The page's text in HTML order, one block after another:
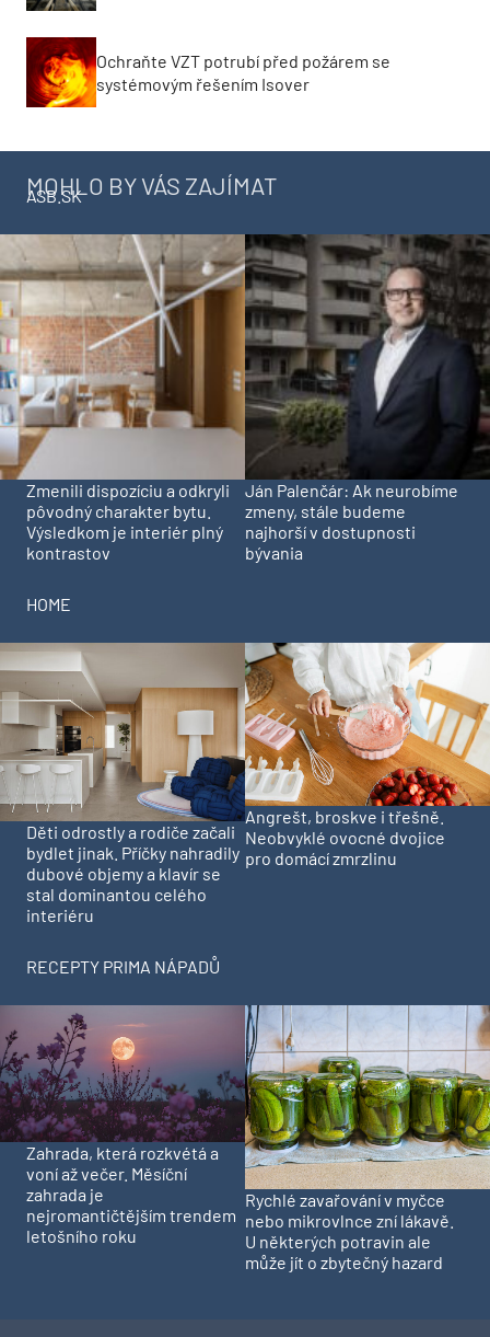
Ochraňte VZT potrubí před požárem se
systémovým řešením Isover
MOHLO BY VÁS ZAJÍMAT
ASB.SK
Zmenili dispozíciu a odkryli
pôvodný charakter bytu.
Výsledkom je interiér plný
kontrastov
Ján Palenčár: Ak neurobíme
zmeny, stále budeme
najhorší v dostupnosti
bývania
HOME
Děti odrostly a rodiče začali
bydlet jinak. Příčky nahradily
dubové objemy a klavír se
stal dominantou celého
interiéru
Angrešt, broskve i třešně.
Neobvyklé ovocné dvojice
pro domácí zmrzlinu
RECEPTY PRIMA NÁPADŮ
Zahrada, která rozkvétá a
voní až večer. Měsíční
zahrada je
nejromantičtějším trendem
letošního roku
Rychlé zavařování v myčce
nebo mikrovlnce zní lákavě.
U některých potravin ale
může jít o zbytečný hazard